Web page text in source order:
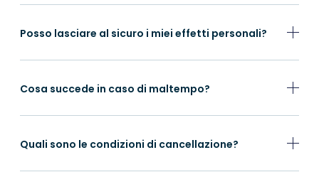
Posso lasciare al sicuro i miei effetti personali?
Cosa succede in caso di maltempo?
Quali sono le condizioni di cancellazione?